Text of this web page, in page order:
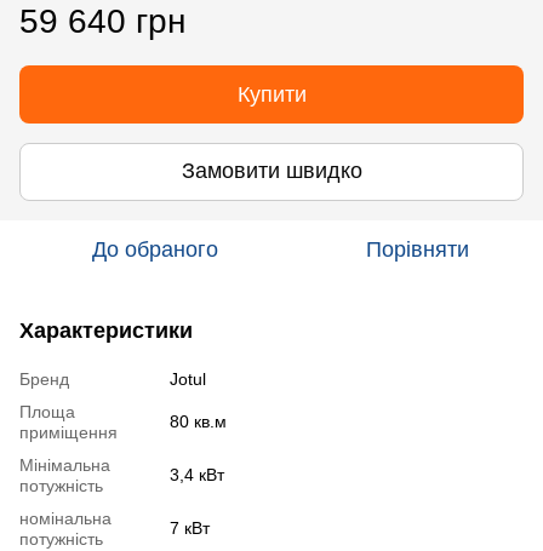
59 640 грн
Купити
Замовити швидко
До обраного Порівняти
Характеристики
Бренд
Jotul
Площа
приміщення
80 кв.м
Мінімальна
потужність
3,4 кВт
номінальна
потужність
7 кВт